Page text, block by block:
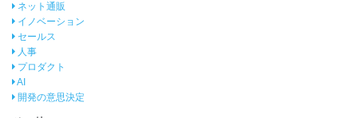
ネット通販
イノベーション
セールス
人事
プロダクト
AI
開発の意思決定